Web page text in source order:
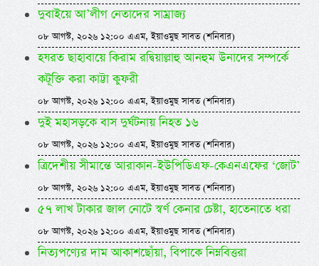
দুবাইয়ে আ’লীগ নেতাদের সাম্রাজ্য
০৮ আগস্ট, ২০২৬ ১২:০০ এএম, ইয়াওমুছ সাবত (শনিবার)
হযরত ছাহাবায়ে কিরাম রদ্বিয়াল্লাহু আনহুম উনাদের সম্পর্কে
কটূক্তি করা কাট্টা কুফরী
০৮ আগস্ট, ২০২৬ ১২:০০ এএম, ইয়াওমুছ সাবত (শনিবার)
দুই মহাসড়কে বাস দুর্ঘটনায় নিহত ১৬
০৮ আগস্ট, ২০২৬ ১২:০০ এএম, ইয়াওমুছ সাবত (শনিবার)
ত্রিদেশীয় সীমান্তে আরাকান-ইউপিডিএফ-কেএনএফের ‘জোট’
০৮ আগস্ট, ২০২৬ ১২:০০ এএম, ইয়াওমুছ সাবত (শনিবার)
৫৭ লাখ টাকার জাল নোটে স্বর্ণ কেনার চেষ্টা, হাতেনাতে ধরা
০৮ আগস্ট, ২০২৬ ১২:০০ এএম, ইয়াওমুছ সাবত (শনিবার)
নিত্যপণ্যের দাম আকাশছোঁয়া, বিপাকে নিম্নবিত্তরা